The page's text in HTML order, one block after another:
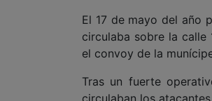
El 17 de mayo del año
circulaba sobre la calle
el convoy de la
Tras un fuerte